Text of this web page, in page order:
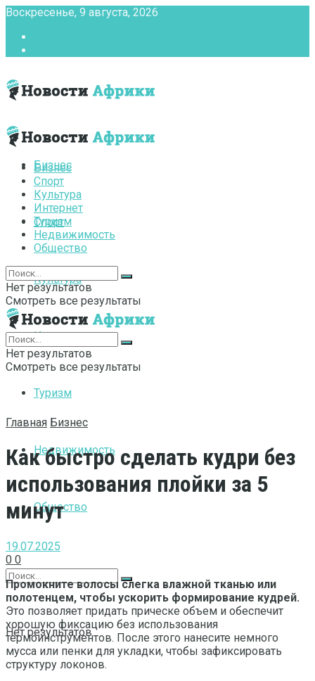
Воскресенье, 9 августа, 2026
Бизнес
Спорт
Культура
Интернет
Туризм
Недвижимость
Общество
Нет результатов
Бизнес
Спорт
Культура
Интернет
Туризм
Недвижимость
Общество
Нет результатов
Смотреть все результаты
Нет результатов
Смотреть все результаты
Главная Бизнес
Как быстро сделать кудри без
использования плойки за 5
минут
19.07.2025
0 0
Промокните волосы слегка влажной тканью или
полотенцем, чтобы ускорить формирование кудрей.
Это позволяет придать прическе объем и обеспечит
хорошую фиксацию без использования
термоинструментов. После этого нанесите немного
мусса или пенки для укладки, чтобы зафиксировать
структуру локонов.